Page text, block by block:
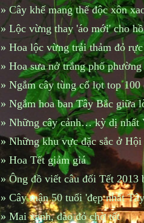
» Cây khế mang thế độc xôn
» Lộc vừng thay 'áo mới' cho
» Hoa lộc vừng trải thảm đỏ
» Hoa sưa nở trắng phố
» Ngắm cây tùng cổ lọt top
» Ngắm hoa ban Tây Bắc giữa
» Những cây cảnh… kỳ dị nhất
»Những khu vực đặc sắc ở
» Hoa Tết giảm giá
»Ông đồ viết câu đối Tết 2013
» Cây mận 50 tuổi 'đẹp nhất
» Mai xanh, đào đỏ chờ tết